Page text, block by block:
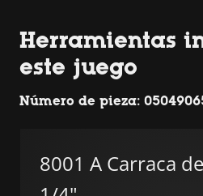
Herramientas
este juego
Número de pieza:
8001 A Carraca